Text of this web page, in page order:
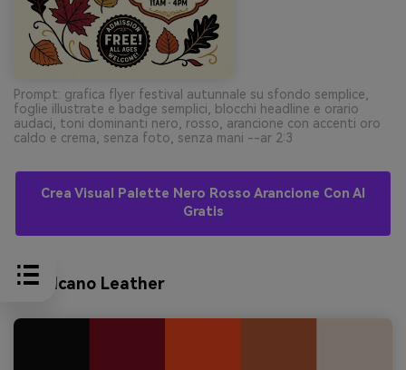
Prompt: grafica flyer festival autunnale su sfondo semplice,
foglie illustrate e badge semplici, blocchi headline e orario
audaci, toni dominanti nero, rosso, arancione con accenti oro
caldo e crema, senza foto, senza mani --ar 2:3
Crea Visual Palette Nero Rosso Arancione Con AI
Gratis
9) Volcano Leather